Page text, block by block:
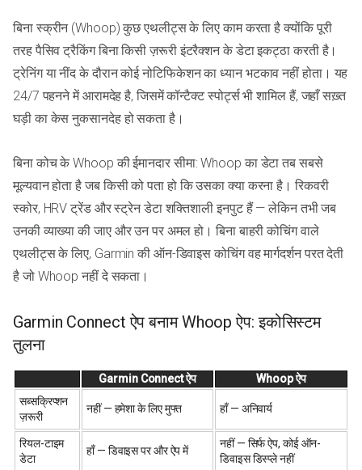
बिना स्क्रीन (Whoop) कुछ एथलीट्स के लिए काम करता है क्योंकि पूरी
तरह पैसिव ट्रैकिंग बिना किसी ज़रूरी इंटरैक्शन के डेटा इकट्ठा करती है।
ट्रेनिंग या नींद के दौरान कोई नोटिफिकेशन का ध्यान भटकाव नहीं होता। यह
24/7 पहनने में आरामदेह है, जिसमें कॉन्टैक्ट स्पोर्ट्स भी शामिल हैं, जहाँ सख़्त
घड़ी का केस नुकसानदेह हो सकता है।
बिना कोच के Whoop की ईमानदार सीमा: Whoop का डेटा तब सबसे
मूल्यवान होता है जब किसी को पता हो कि उसका क्या करना है। रिकवरी
स्कोर, HRV ट्रेंड और स्ट्रेन डेटा शक्तिशाली इनपुट हैं — लेकिन तभी जब
उनकी व्याख्या की जाए और उन पर अमल हो। बिना बाहरी कोचिंग वाले
एथलीट्स के लिए, Garmin की ऑन-डिवाइस कोचिंग वह मार्गदर्शन परत देती
है जो Whoop नहीं दे सकता।
Garmin Connect ऐप बनाम Whoop ऐप: इकोसिस्टम
तुलना
Garmin Connect ऐप
Whoop ऐप
सब्सक्रिप्शन
ज़रूरी
नहीं — हमेशा के लिए मुफ्त हाँ — अनिवार्य
रियल-टाइम
डेटा
हाँ — डिवाइस पर और ऐप में
नहीं — सिर्फ ऐप, कोई ऑन-
डिवाइस डिस्प्ले नहीं